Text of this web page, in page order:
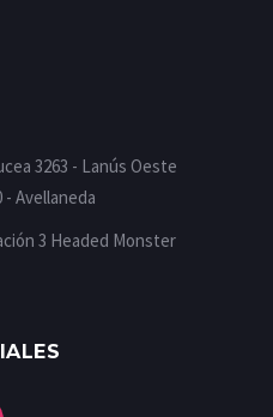
3263 - Lanús Oeste
- Avellaneda
3 Headed Monster